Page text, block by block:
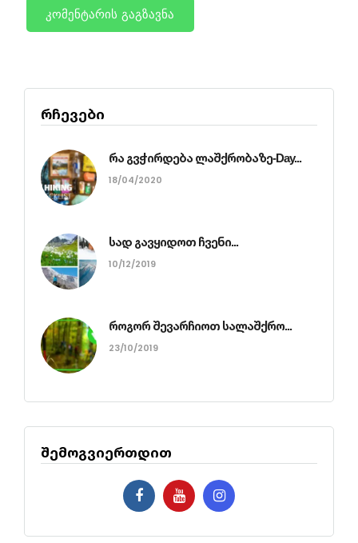
რჩევები
რა გვჭირდება ლაშქრობაზე-Day...
18/04/2020
სად გავყიდოთ ჩვენი...
10/12/2019
როგორ შევარჩიოთ სალაშქრო...
23/10/2019
შემოგვიერთდით